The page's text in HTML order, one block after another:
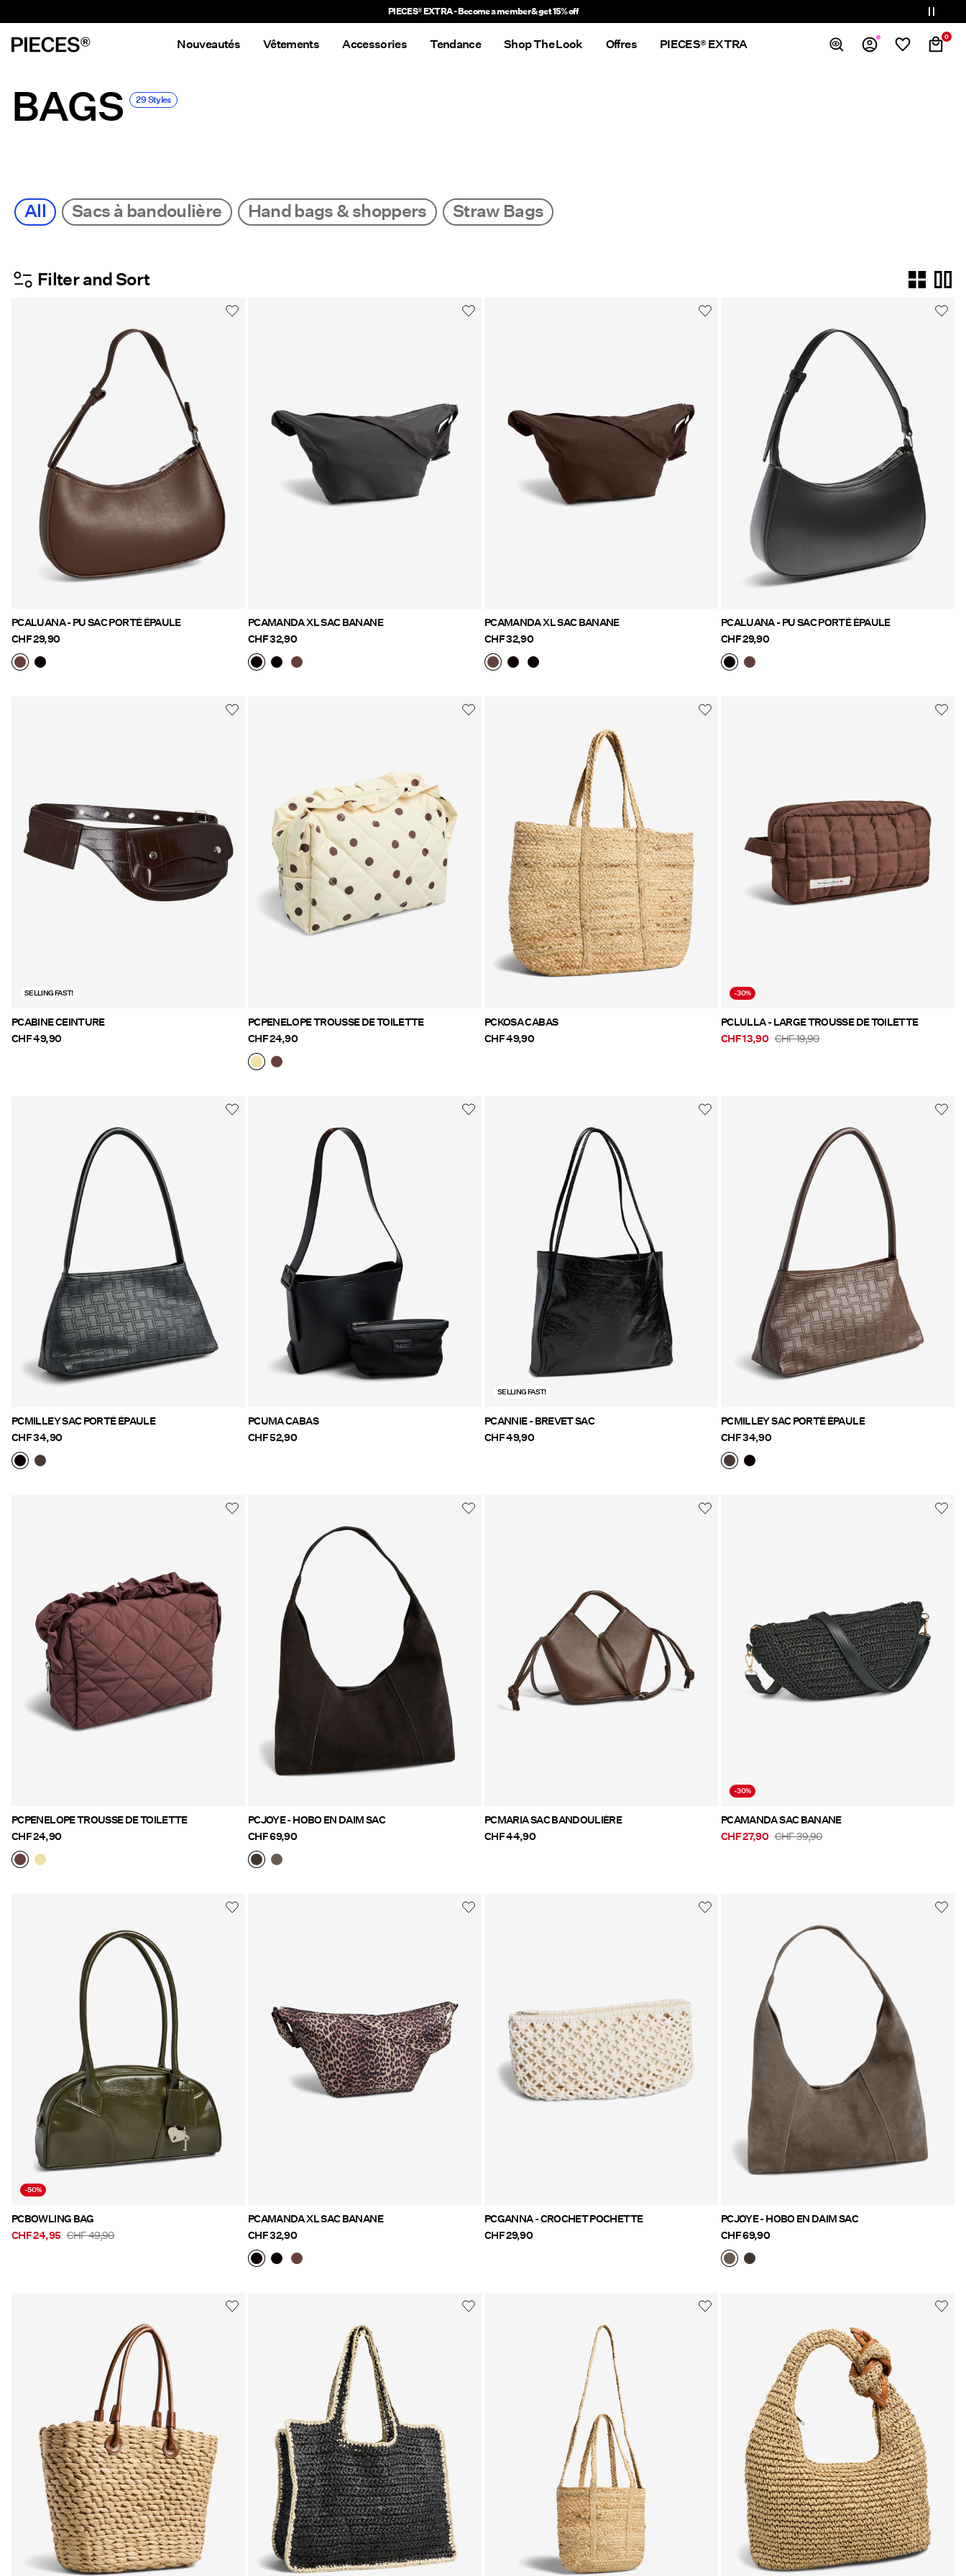
0
Nouveautés Vêtements Accessories Tendance Shop The Look Offres PIECES® EXTRA
BAGS 29 Styles
All Sacs à bandoulière Hand bags & shoppers Straw Bags
Filter and Sort
PCALUANA - PU SAC PORTÉ ÉPAULE
CHF 29,90
PCAMANDA XL SAC BANANE
CHF 32,90
PCAMANDA XL SAC BANANE
CHF 32,90
PCALUANA - PU SAC PORTÉ ÉPAULE
CHF 29,90
SELLING FAST!
PCABINE CEINTURE
CHF 49,90
PCPENELOPE TROUSSE DE TOILETTE
CHF 24,90
PCKOSA CABAS
CHF 49,90
-30%
PCLULLA - LARGE TROUSSE DE TOILETTE
CHF 13,90 CHF 19,90
PCMILLEY SAC PORTÉ ÉPAULE
CHF 34,90
PCUMA CABAS
CHF 52,90
SELLING FAST!
PCANNIE - BREVET SAC
CHF 49,90
PCMILLEY SAC PORTÉ ÉPAULE
CHF 34,90
PCPENELOPE TROUSSE DE TOILETTE
CHF 24,90
PCJOYE - HOBO EN DAIM SAC
CHF 69,90
PCMARIA SAC BANDOULIÈRE
CHF 44,90
-30%
PCAMANDA SAC BANANE
CHF 27,90 CHF 39,90
-50%
PCBOWLING BAG
CHF 24,95 CHF 49,90
PCAMANDA XL SAC BANANE
CHF 32,90
PCGANNA - CROCHET POCHETTE
CHF 29,90
PCJOYE - HOBO EN DAIM SAC
CHF 69,90